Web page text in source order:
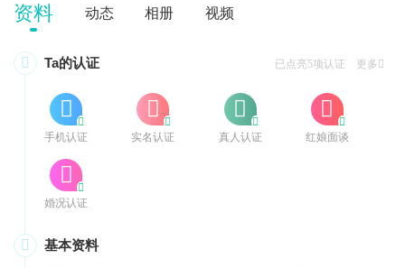
资料 动态 相册 视频
 Ta的认证 已点亮5项认证 更多


手机认证


实名认证


真人认证


红娘面谈


婚况认证
 基本资料